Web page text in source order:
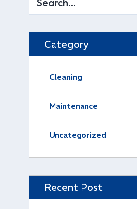
Category
Cleaning
Maintenance
Uncategorized
Recent Post